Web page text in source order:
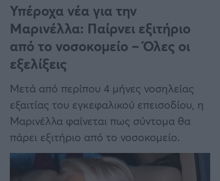
Πολιτική
Τράπεζες
Επιδοτήσεις
ΕΣΠΑ
Κόσμος
Lifestyle
Αθλητικά
Υγεία
Γυναίκα
Καιρός
Υπέροχα νέα για την
Μαρινέλλα: Παίρνει εξιτήριο
από το νοσοκομείο – Όλες οι
εξελίξεις
Μετά από περίπου 4 μήνες νοσηλείας
εξαιτίας του εγκεφαλικού επεισοδίου, η
Μαρινέλλα φαίνεται πως σύντομα θα
πάρει εξιτήριο από το νοσοκομείο.